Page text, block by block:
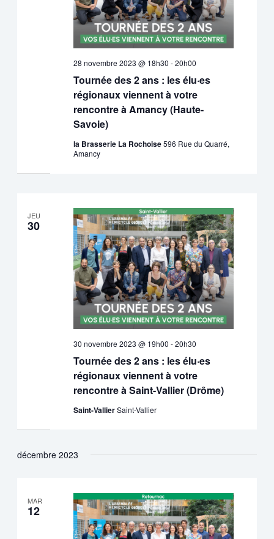
Tournée des 2 ans : les élu·es
régionaux viennent à votre
rencontre à Amancy (Haute-
Savoie)
28 novembre 2023 @ 18h30 -20h00
la Brasserie La Rochoise596 Rue du Quarré,
Amancy
JEU
30
Tournée des 2 ans : les élu·es
régionaux viennent à votre
rencontre à Saint-Vallier (Drôme)
30 novembre 2023 @ 19h00 -20h30
Saint-VallierSaint-Vallier
décembre 2023
MAR
12